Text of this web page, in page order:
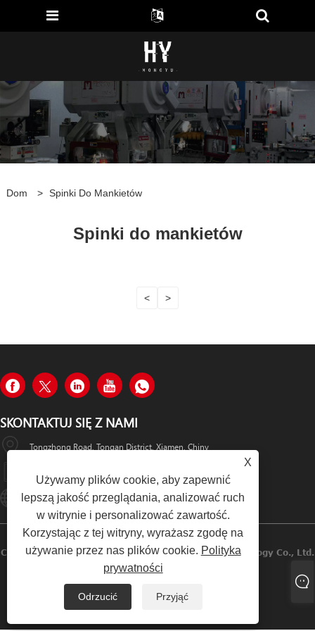
Dom > Spinki Do Mankietów
Spinki do mankietów
< >
SKONTAKTUJ SIĘ Z NAMI
Tongzhong Road, Tongan District, Xiamen, Chiny
Sales08@xmhongyu.com.cn
Copyright © 2023 Xiamen Hongyu Intelligent Technology Co., Ltd.
Wszelkie Prawa Zastrzeżone
Links Sitemap XML Polityka Prywatności
X
Używamy plików cookie, aby zapewnić
lepszą jakość przeglądania, analizować ruch
w witrynie i personalizować zawartość.
Korzystając z tej witryny, wyrażasz zgodę na
używanie przez nas plików cookie. Polityka
prywatności
Odrzucić Przyjąć